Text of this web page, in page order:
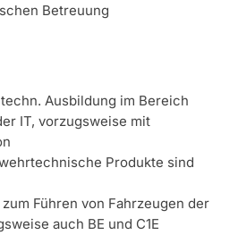
Betreuung
Ausbildung im Bereich
IT, vorzugsweise mit
Produkte sind
Führen von Fahrzeugen der
auch BE und C1E